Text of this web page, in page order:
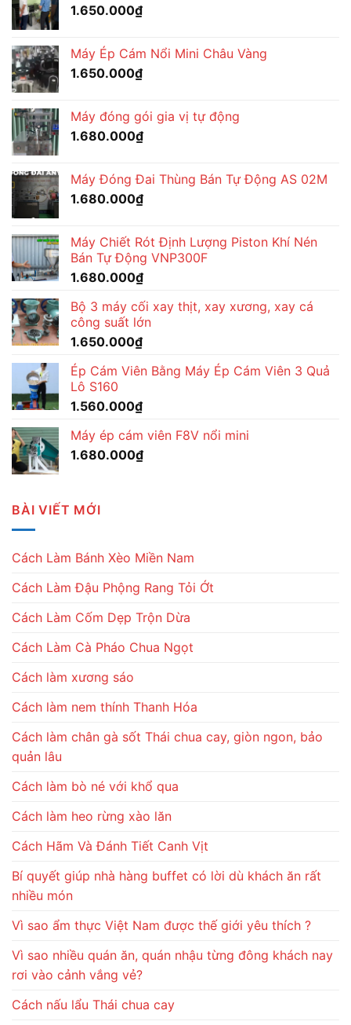
1.650.000₫
Máy Ép Cám Nổi Mini Châu Vàng
1.650.000₫
Máy đóng gói gia vị tự động
1.680.000₫
Máy Đóng Đai Thùng Bán Tự Động AS 02M
1.680.000₫
Máy Chiết Rót Định Lượng Piston Khí Nén
Bán Tự Động VNP300F
1.680.000₫
Bộ 3 máy cối xay thịt, xay xương, xay cá
công suất lớn
1.650.000₫
Ép Cám Viên Bằng Máy Ép Cám Viên 3 Quả
Lô S160
1.560.000₫
Máy ép cám viên F8V nổi mini
1.680.000₫
BÀI VIẾT MỚI
Cách Làm Bánh Xèo Miền Nam
Cách Làm Đậu Phộng Rang Tỏi Ớt
Cách Làm Cốm Dẹp Trộn Dừa
Cách Làm Cà Pháo Chua Ngọt
Cách làm xương sáo
Cách làm nem thính Thanh Hóa
Cách làm chân gà sốt Thái chua cay, giòn ngon, bảo
quản lâu
Cách làm bò né với khổ qua
Cách làm heo rừng xào lăn
Cách Hãm Và Đánh Tiết Canh Vịt
Bí quyết giúp nhà hàng buffet có lời dù khách ăn rất
nhiều món
Vì sao ẩm thực Việt Nam được thế giới yêu thích ?
Vì sao nhiều quán ăn, quán nhậu từng đông khách nay
rơi vào cảnh vắng vẻ?
Cách nấu lẩu Thái chua cay